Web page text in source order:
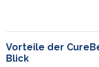
Vorteile der
Blick